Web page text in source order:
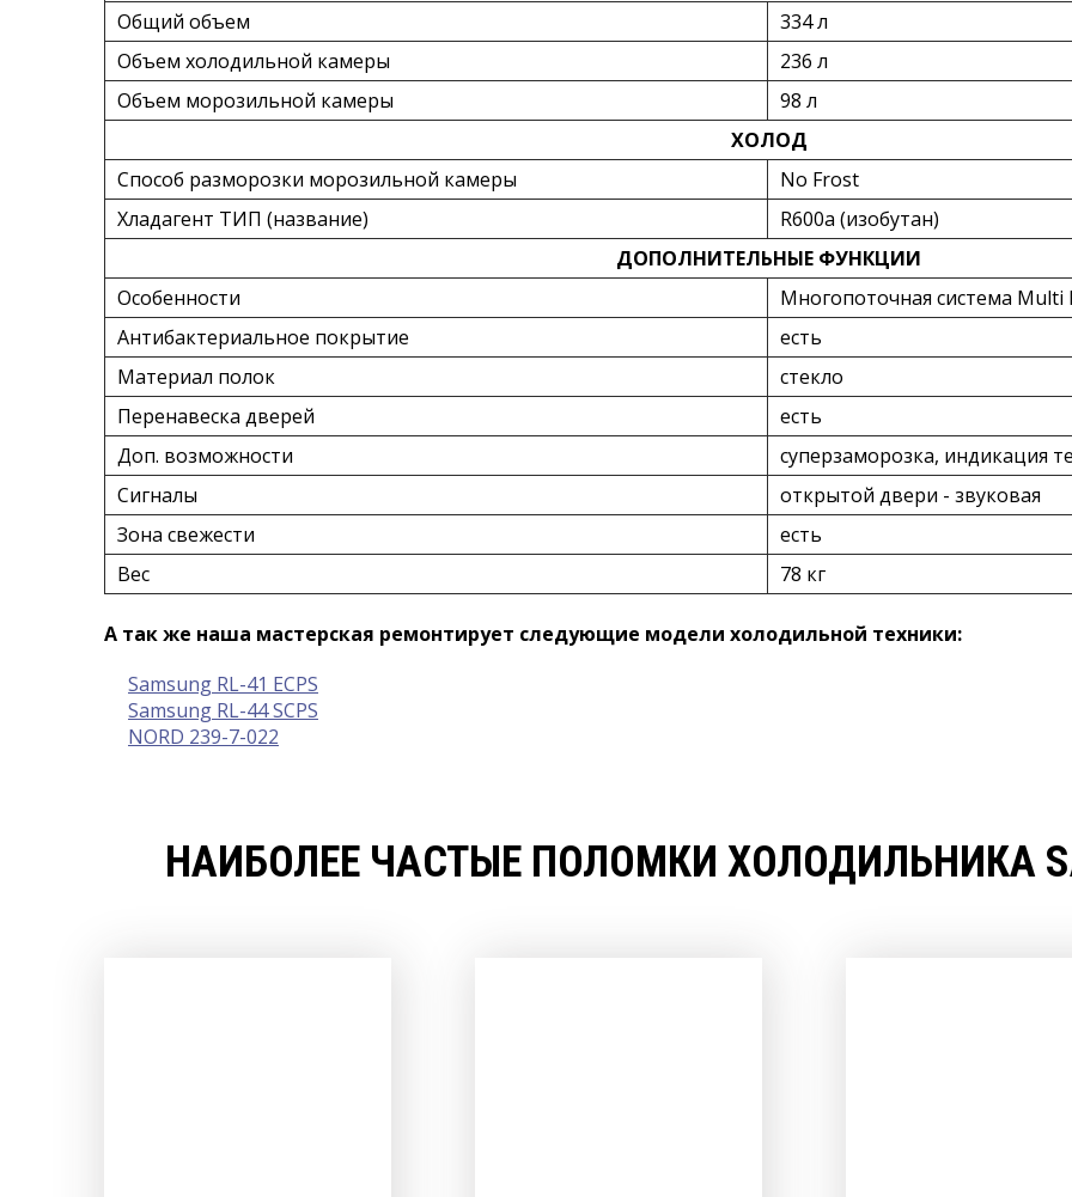
Общий объем
334 л
Объем холодильной камеры
236 л
Объем морозильной камеры
98 л
ХОЛОД
Способ разморозки морозильной камеры
No Frost
Хладагент ТИП (название)
R600a (изобутан)
ДОПОЛНИТЕЛЬНЫЕ ФУНКЦИИ
Особенности
Многопоточная система Multi
Антибактериальное покрытие
есть
Материал полок
стекло
Перенавеска дверей
есть
Доп. возможности
суперзаморозка, индикация
Сигналы
открытой двери - звуковая
Зона свежести
есть
Вес
78 кг
А так же наша мастерская ремонтирует следующие модели холодильной техники:
Samsung RL-41 ECPS
Samsung RL-44 SCPS
NORD 239-7-022
НАИБОЛЕЕ ЧАСТЫЕ ПОЛОМКИ ХОЛОДИЛЬНИКА